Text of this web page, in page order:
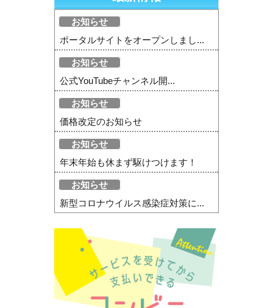
お知らせ
ポータルサイトをオープンしまし...
お知らせ
公式YouTubeチャンネル開...
お知らせ
価格改定のお知らせ
お知らせ
年末年始も休まず駆けつけます！
お知らせ
新型コロナウイルス感染症対策に...